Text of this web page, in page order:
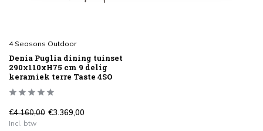
4 Seasons Outdoor
Denia Puglia dining tuinset
290x110xH75 cm 9 delig
keramiek terre Taste 4SO
€4.160,00 €3.369,00
Incl. btw